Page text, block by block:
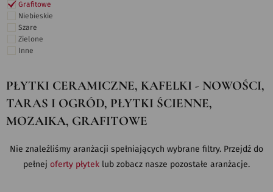
Grafitowe
Niebieskie
Szare
Zielone
Inne
PŁYTKI CERAMICZNE, KAFELKI - NOWOŚCI,
TARAS I OGRÓD, PŁYTKI ŚCIENNE,
MOZAIKA, GRAFITOWE
Nie znaleźliśmy aranżacji spełniających wybrane filtry. Przejdź do
pełnej oferty płytek lub zobacz nasze pozostałe aranżacje.